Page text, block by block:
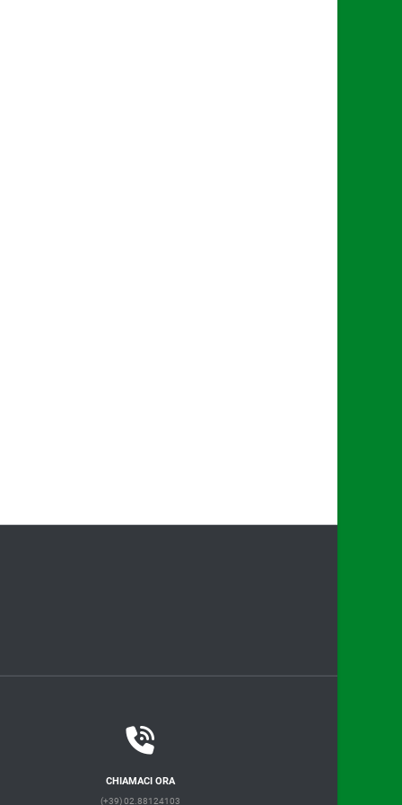
CHIAMACI ORA
(+39) 02.88124103